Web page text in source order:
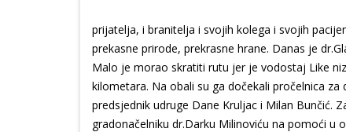
prijatelja, i branitelja i svojih kolega i svojih
prekasne prirode, prekrasne hrane. Danas je
Malo je morao skratiti rutu jer je vodostaj Like
kilometara. Na obali su ga dočekali pročelnica za
predsjednik udruge Dane Kruljac i Milan Bunčić.
gradonačelniku dr.Darku Milinoviću na pomoći u